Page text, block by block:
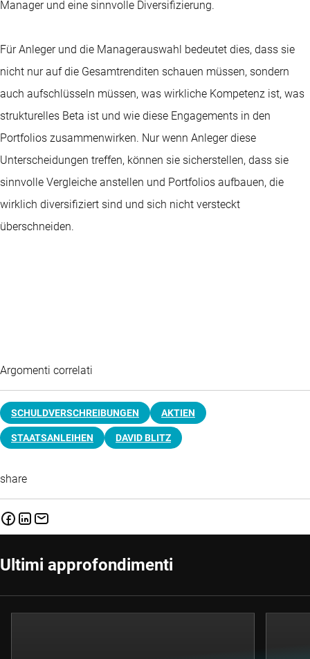
Manager und eine sinnvolle Diversifizierung.
Für Anleger und die Managerauswahl bedeutet dies, dass sie
nicht nur auf die Gesamtrenditen schauen müssen, sondern
auch aufschlüsseln müssen, was wirkliche Kompetenz ist, was
strukturelles Beta ist und wie diese Engagements in den
Portfolios zusammenwirken. Nur wenn Anleger diese
Unterscheidungen treffen, können sie sicherstellen, dass sie
sinnvolle Vergleiche anstellen und Portfolios aufbauen, die
wirklich diversifiziert sind und sich nicht versteckt
überschneiden.
Argomenti correlati
SCHULDVERSCHREIBUNGEN AKTIEN
STAATSANLEIHEN DAVID BLITZ
share
Ultimi approfondimenti